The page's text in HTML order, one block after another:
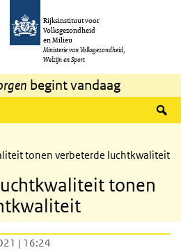
gaan
Rijksinstituut voor
Volksgezondheid
en Milieu
Ministerie van Volksgezondheid,
Welzijn en Sport
begint vandaag
tonen verbeterde luchtkwaliteit
tonen
| 16:24